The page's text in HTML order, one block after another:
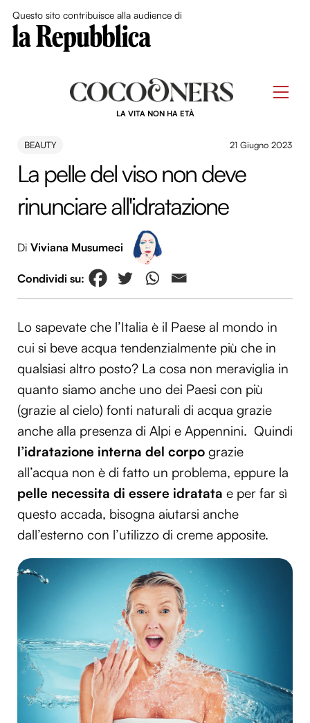
Questo sito contribuisce alla audience di
LA VITA NON HA ETÀ
BEAUTY 21 Giugno 2023
La pelle del viso non deve
rinunciare all'idratazione
Di Viviana Musumeci
Lo sapevate che l’Italia è il Paese al mondo in
cui si beve acqua tendenzialmente più che in
qualsiasi altro posto? La cosa non meraviglia in
quanto siamo anche uno dei Paesi con più
(grazie al cielo) fonti naturali di acqua grazie
anche alla presenza di Alpi e Appennini. Quindi
l’idratazione interna del corpo grazie
all’acqua non è di fatto un problema, eppure la
pelle necessita di essere idratata e per far sì
questo accada, bisogna aiutarsi anche
dall’esterno con l’utilizzo di creme apposite.